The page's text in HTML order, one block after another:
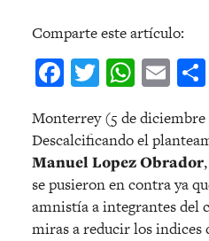
Comparte este artículo:
Facebook
Twitter
Monterrey (5 de diciembre
Descalcificando el
Manuel Lopez Obrador
se pusieron en contra ya
amnistía a integrantes del
miras a reducir los indices